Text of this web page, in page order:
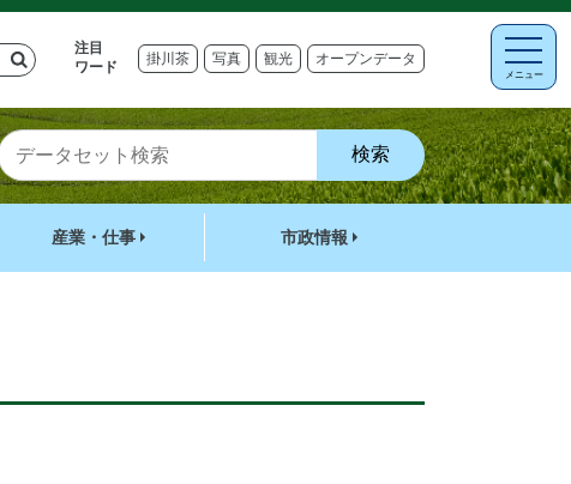
注目
ワード
掛川茶 写真 観光 オープンデータ
メニュー
産業・仕事 市政情報